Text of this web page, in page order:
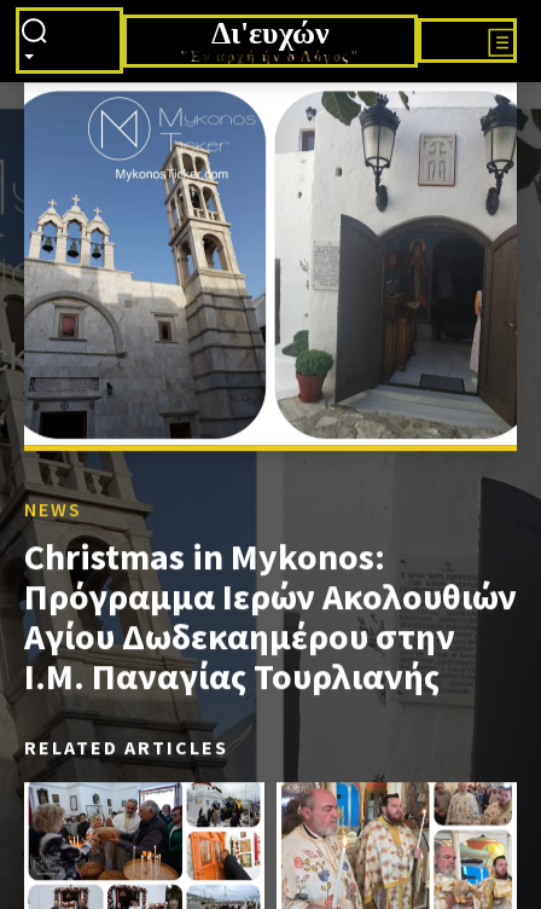
Δι'ευχών
"Εν αρχή ήν ο Λόγος"
NEWS
Christmas in Mykonos:
Πρόγραμμα Ιερών Ακολουθιών
Αγίου Δωδεκαημέρου στην
Ι.Μ. Παναγίας Τουρλιανής
RELATED ARTICLES